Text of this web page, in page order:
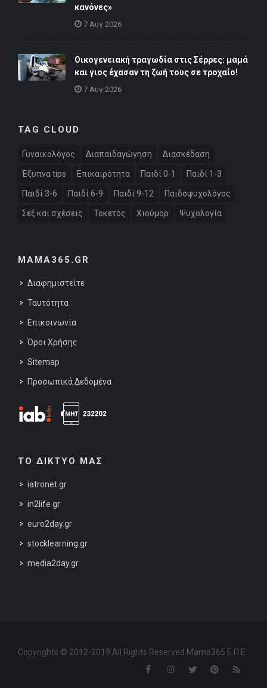
κανόνες»
7 Αυγ 2026
Οικογενειακή τραγωδία στις Σέρρες: μαμά
και γιος έχασαν τη ζωή τους σε τροχαίο!
7 Αυγ 2026
TAG CLOUD
Γυναικολόγος Διαπαιδαγώγηση Διασκέδαση
Έξυπνα tips Επικαιρότητα Παιδί 0-1 Παιδί 1-3
Παιδί 3-6 Παιδί 6-9 Παιδί 9-12 Παιδοψυχολόγος
Σεξ και σχέσεις Τοκετός Χιούμορ Ψυχολογία
MAMA365.GR
Διαφημιστείτε
Ταυτότητα
Επικοινωνία
Όροι Χρήσης
Sitemap
Προσωπικά Δεδομένα
ΤΟ ΔΙΚΤΥΟ ΜΑΣ
iatronet.gr
in2life.gr
euro2day.gr
stocklearning.gr
media2day.gr
Copyrights © 2012-2019 All Rights Reserved Mama365 Ε.Π.Ε.